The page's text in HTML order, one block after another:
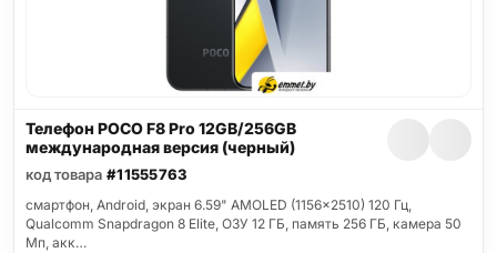
Телефон POCO F8 Pro 12GB/256GB
международная версия (черный)
код товара #11555763
смартфон, Android, экран 6.59" AMOLED (1156x2510) 120 Гц,
Qualcomm Snapdragon 8 Elite, ОЗУ 12 ГБ, память 256 ГБ, камера 50
Мп, акк…